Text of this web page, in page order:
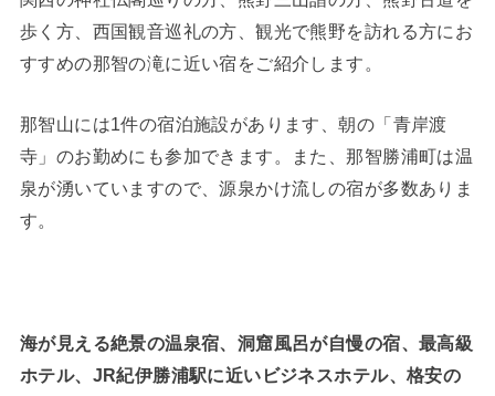
歩く方、西国観音巡礼の方、観光で熊野を訪れる方にお
すすめの那智の滝に近い宿をご紹介します。
那智山には1件の宿泊施設があります、朝の「青岸渡
寺」のお勤めにも参加できます。また、那智勝浦町は温
泉が湧いていますので、源泉かけ流しの宿が多数ありま
す。
海が見える絶景の温泉宿、洞窟風呂が自慢の宿、最高級
ホテル、JR紀伊勝浦駅に近いビジネスホテル、格安の